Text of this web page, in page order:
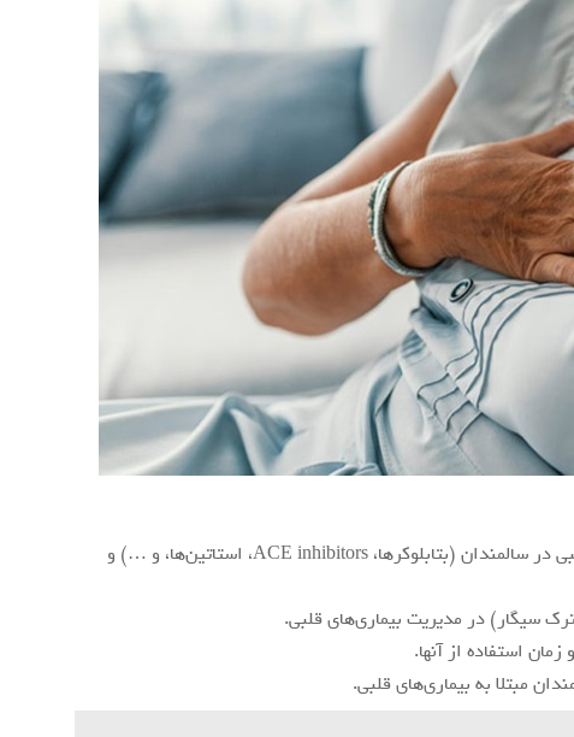
درمان‌های دارویی: انواع داروهای مورد استفاده در درمان بیماری‌های قلبی در سالمندان (بتابلوکرها، ACE inhibitors، استاتین‌ها، و …) و
سیگار) در مدیریت بیماری‌های قلبی.
استفاده از آنها.
مبتلا به بیماری‌های قلبی.